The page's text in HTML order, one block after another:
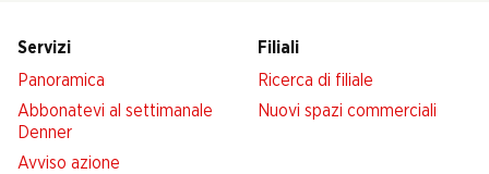
Servizi
Panoramica
Abbonatevi al settimanale
Denner
Avviso azione
Filiali
Ricerca di filiale
Nuovi spazi commerciali